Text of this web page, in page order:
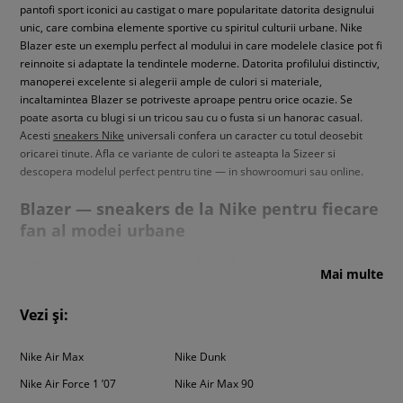
pantofi sport iconici au castigat o mare popularitate datorita designului
unic, care combina elemente sportive cu spiritul culturii urbane. Nike
Blazer este un exemplu perfect al modului in care modelele clasice pot fi
reinnoite si adaptate la tendintele moderne. Datorita profilului distinctiv,
manoperei excelente si alegerii ample de culori si materiale,
incaltamintea Blazer se potriveste aproape pentru orice ocazie. Se
poate asorta cu blugi si un tricou sau cu o fusta si un hanorac casual.
Acesti sneakers Nike universali confera un caracter cu totul deosebit
oricarei tinute. Afla ce variante de culori te asteapta la Sizeer si
descopera modelul perfect pentru tine — in showroomuri sau online.
Blazer — sneakers de la Nike pentru fiecare
fan al modei urbane
din seria Blazer. Brandul Nike incanta de multi ani prin manopera
nu fac exceptie. Profilul inconfundabil va atrage atentia multor iubitori de
pentru o perioada nedeterminata. Iti place sa-ti exprimi personalitatea
culori si croieli permite sa-ti asortezi tinuta in functie de propriile
Mai multe
Vezi și:
Nike Air Max
Nike Air Force 1 ’07
Nike Dunk
Nike Air Max 90